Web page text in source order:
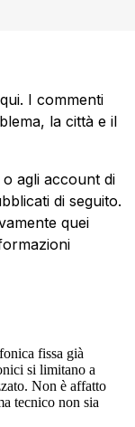
I commenti
la città e il
agli account di
di seguito.
quei